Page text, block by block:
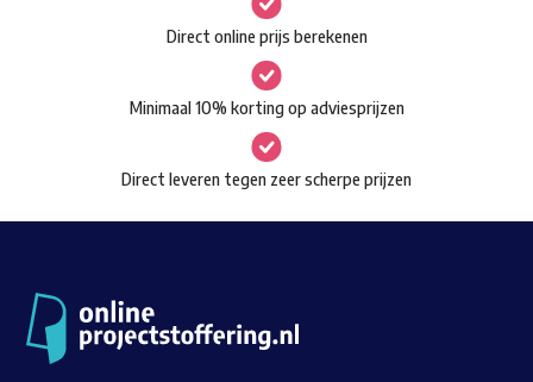
Waar ben je naar op zoek?
gekozen
worden
op
de
productpagina
Direct online prijs berekenen
Minimaal 10% korting op adviesprijzen
Direct leveren tegen zeer scherpe prijzen